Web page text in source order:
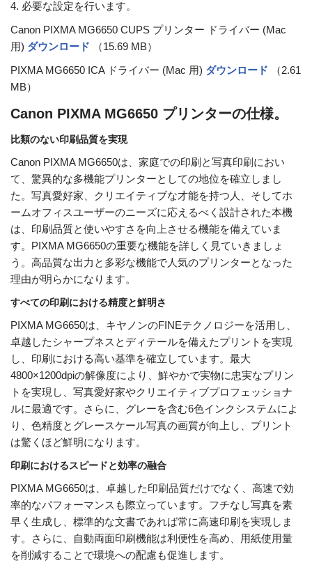
4. 必要な設定を行います。
Canon PIXMA MG6650 CUPS プリンター ドライバー (Mac
用) ダウンロード
（15.69 MB）
PIXMA MG6650 ICA ドライバー (Mac 用) ダウンロード
（2.61
MB）
Canon PIXMA MG6650 プリンターの仕様。
比類のない印刷品質を実現
Canon PIXMA MG6650は、家庭での印刷と写真印刷におい
て、驚異的な多機能プリンターとしての地位を確立しまし
た。写真愛好家、クリエイティブな才能を持つ人、そしてホ
ームオフィスユーザーのニーズに応えるべく設計された本機
は、印刷品質と使いやすさを向上させる機能を備えていま
す。PIXMA MG6650の重要な機能を詳しく見ていきましょ
う。高品質な出力と多彩な機能で人気のプリンターとなった
理由が明らかになります。
すべての印刷における精度と鮮明さ
PIXMA MG6650は、キヤノンのFINEテクノロジーを活用し、
卓越したシャープネスとディテールを備えたプリントを実現
し、印刷における高い基準を確立しています。最大
4800×1200dpiの解像度により、鮮やかで実物に忠実なプリン
トを実現し、写真愛好家やクリエイティブプロフェッショナ
ルに最適です。さらに、グレーを含む6色インクシステムによ
り、色精度とグレースケール写真の画質が向上し、プリント
は驚くほど鮮明になります。
印刷におけるスピードと効率の融合
PIXMA MG6650は、卓越した印刷品質だけでなく、高速で効
率的なパフォーマンスも際立っています。フチなし写真を素
早く生成し、標準的な文書であれば常に高速印刷を実現しま
す。さらに、自動両面印刷機能は利便性を高め、用紙使用量
を削減することで環境への配慮も促進します。